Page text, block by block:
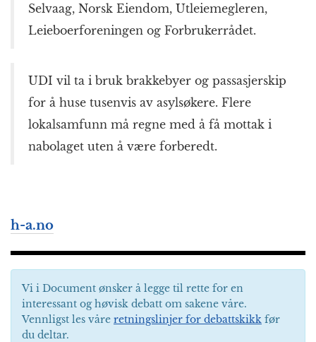
Selvaag, Norsk Eiendom, Utleiemegleren,
Leieboerforeningen og Forbrukerrådet.
UDI vil ta i bruk brakkebyer og passasjerskip
for å huse tusenvis av asylsøkere. Flere
lokalsamfunn må regne med å få mottak i
nabolaget uten å være forberedt.
h-a.no
Vi i Document ønsker å legge til rette for en
interessant og høvisk debatt om sakene våre.
Vennligst les våre retningslinjer for debattskikk før
du deltar.